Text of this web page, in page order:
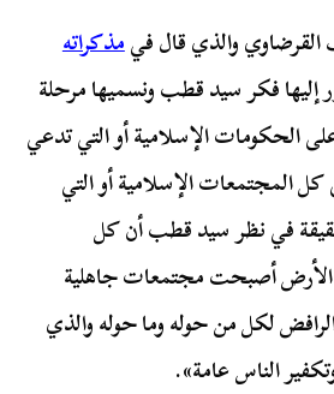
والذي قال فيمذكراته
إليها فكر سيد قطب ونسميها مرحلة
على الحكومات الإسلامية أو التي تدعي
كل المجتمعات الإسلامية أو التي
في نظر سيد قطب أن كل
الأرض أصبحت مجتمعات جاهلية
لكل من حوله وما حوله والذي
الناس عامة».